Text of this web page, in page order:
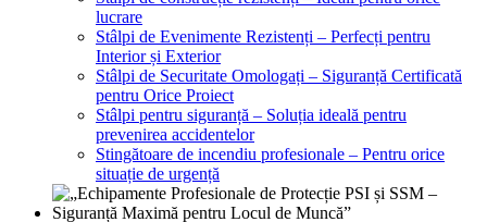
lucrare
Stâlpi de Evenimente Rezistenți – Perfecți pentru
Interior și Exterior
Stâlpi de Securitate Omologați – Siguranță Certificată
pentru Orice Proiect
Stâlpi pentru siguranță – Soluția ideală pentru
prevenirea accidentelor
Stingătoare de incendiu profesionale – Pentru orice
situație de urgență